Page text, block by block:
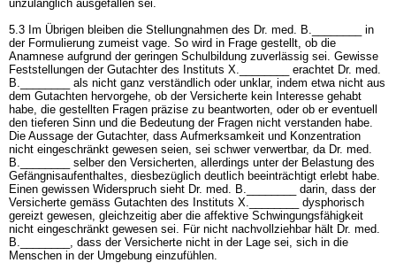
unzulänglich ausgefallen sei.
5.3 Im Übrigen bleiben die Stellungnahmen des Dr. med. B.________ in
der Formulierung zumeist vage. So wird in Frage gestellt, ob die
Anamnese aufgrund der geringen Schulbildung zuverlässig sei. Gewisse
Feststellungen der Gutachter des Instituts X.________ erachtet Dr. med.
B.________ als nicht ganz verständlich oder unklar, indem etwa nicht aus
dem Gutachten hervorgehe, ob der Versicherte kein Interesse gehabt
habe, die gestellten Fragen präzise zu beantworten, oder ob er eventuell
den tieferen Sinn und die Bedeutung der Fragen nicht verstanden habe.
Die Aussage der Gutachter, dass Aufmerksamkeit und Konzentration
nicht eingeschränkt gewesen seien, sei schwer verwertbar, da Dr. med.
B.________ selber den Versicherten, allerdings unter der Belastung des
Gefängnisaufenthaltes, diesbezüglich deutlich beeinträchtigt erlebt habe.
Einen gewissen Widerspruch sieht Dr. med. B.________ darin, dass der
Versicherte gemäss Gutachten des Instituts X.________ dysphorisch
gereizt gewesen, gleichzeitig aber die affektive Schwingungsfähigkeit
nicht eingeschränkt gewesen sei. Für nicht nachvollziehbar hält Dr. med.
B.________, dass der Versicherte nicht in der Lage sei, sich in die
Menschen in der Umgebung einzufühlen.